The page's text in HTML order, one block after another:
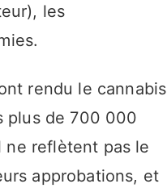
les
rendu le cannabis
plus de 700 000
ne reflètent pas le
approbations, et